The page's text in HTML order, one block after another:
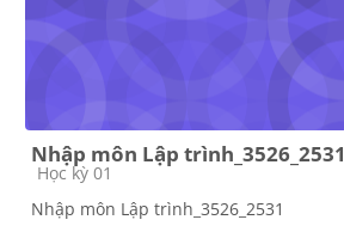
Nhập môn Lập trình_3526_2531
Course category
Học kỳ 01
Nhập môn Lập trình_3526_2531